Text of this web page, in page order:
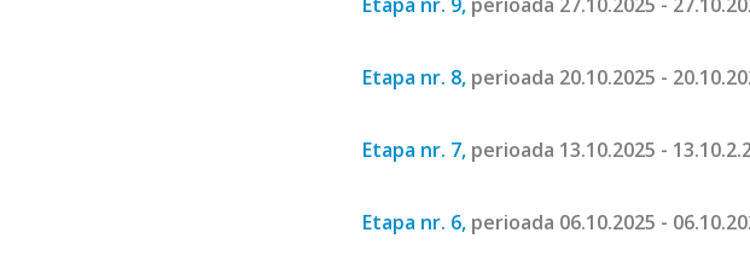
Etapa nr. 8, perioada 20.10.2025 -
Etapa nr. 7, perioada 13.10.2025 -
Etapa nr. 6, perioada 06.10.2025 -